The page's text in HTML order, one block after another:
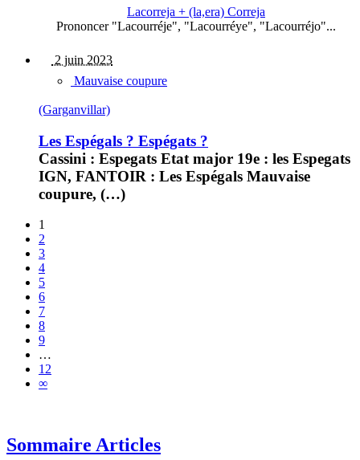
Lacorreja + (la,era) Correja
Prononcer "Lacourréje", "Lacourréye", "Lacourréjo"...
2 juin 2023
Mauvaise coupure
(Garganvillar)
Les Espégals ? Espégats ?
Cassini : Espegats Etat major 19e : les Espegats
IGN, FANTOIR : Les Espégals Mauvaise
coupure, (…)
1
2
3
4
5
6
7
8
9
…
12
∞
Sommaire Articles